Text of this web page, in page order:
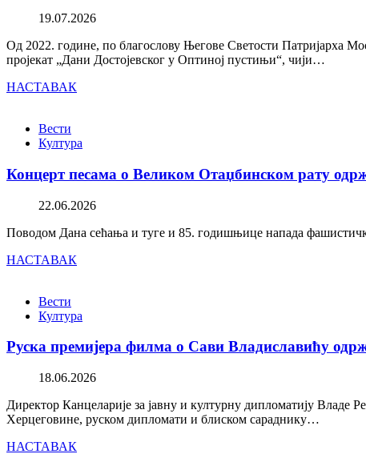
19.07.2026
Од 2022. године, по благослову Његове Светости Патријарха
пројекат „Дани Достојевског у Оптиној пустињи“, чији…
НАСТАВАК
Вести
Култура
Концерт песама о Великом Отаџбинском рату
22.06.2026
Поводом Дана сећања и туге и 85. годишњице напада
НАСТАВАК
Вести
Култура
Руска премијера филма о Сави Владиславићу
18.06.2026
Директор Канцеларије за јавну и културну дипломатију Владе
Херцеговине, руском дипломати и блиском сараднику…
НАСТАВАК